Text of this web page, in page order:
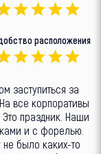
расположения
заступиться за
все корпоративы
праздник. Наши
и с форелью.
было каких-то